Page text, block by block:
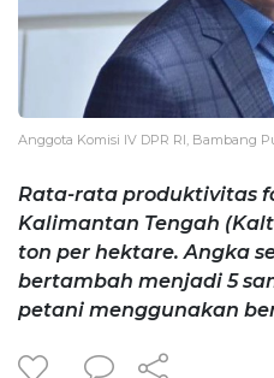
Anggota Komisi IV DPR RI, Bambang
Rata-rata produktivitas
Kalimantan Tengah
ton per hektare. Angka
bertambah menjadi 5
petani menggunakan